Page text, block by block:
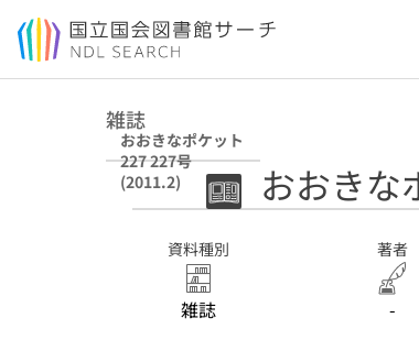
本文へ移動
雑誌
おおきなポケット
227 227号
(2011.2)
おおきな
資料種別
雑誌
著者
-